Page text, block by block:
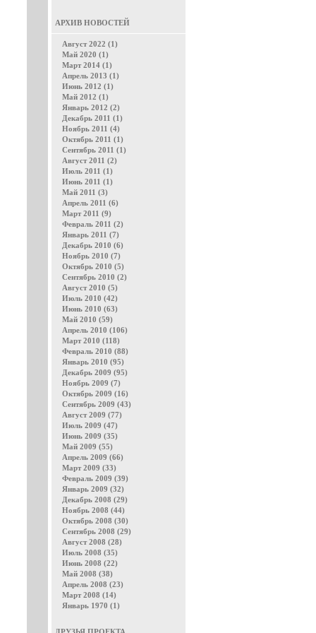
АРХИВ НОВОСТЕЙ
Август 2022 (1)
Май 2020 (1)
Март 2014 (1)
Апрель 2013 (1)
Июнь 2012 (1)
Май 2012 (1)
Январь 2012 (2)
Декабрь 2011 (1)
Ноябрь 2011 (4)
Октябрь 2011 (1)
Сентябрь 2011 (1)
Август 2011 (2)
Июль 2011 (1)
Июнь 2011 (1)
Май 2011 (3)
Апрель 2011 (6)
Март 2011 (9)
Февраль 2011 (2)
Январь 2011 (7)
Декабрь 2010 (6)
Ноябрь 2010 (7)
Октябрь 2010 (5)
Сентябрь 2010 (2)
Август 2010 (5)
Июль 2010 (42)
Июнь 2010 (63)
Май 2010 (59)
Апрель 2010 (106)
Март 2010 (118)
Февраль 2010 (88)
Январь 2010 (95)
Декабрь 2009 (95)
Ноябрь 2009 (7)
Октябрь 2009 (16)
Сентябрь 2009 (43)
Август 2009 (77)
Июль 2009 (47)
Июнь 2009 (35)
Май 2009 (55)
Апрель 2009 (66)
Март 2009 (33)
Февраль 2009 (39)
Январь 2009 (32)
Декабрь 2008 (29)
Ноябрь 2008 (44)
Октябрь 2008 (30)
Сентябрь 2008 (29)
Август 2008 (28)
Июль 2008 (35)
Июнь 2008 (22)
Май 2008 (38)
Апрель 2008 (23)
Март 2008 (14)
Январь 1970 (1)